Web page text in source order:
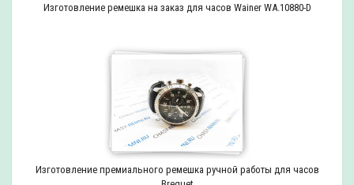
Изготовление ремешка на заказ для часов Wainer WA.10880-D
Изготовление премиального ремешка ручной работы для часов